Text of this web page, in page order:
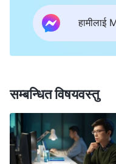
भएका मानिसहरू आफ्नो
हुन्छन् र तिनीहरू मूल्य
तिनीहरूले जुनै
समय खर्चे पनि, तिनीहरू
चरित्र भएका मानिस हुन्
हामीलाई
सम्बन्धित विषयवस्तु